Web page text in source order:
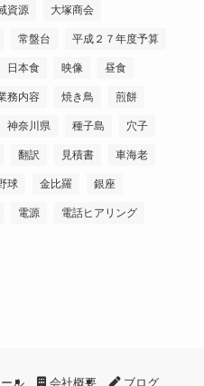
資源 大塚商会
常盤台 平成２７年度予算
日本食 映像 昼食
務内容 焼き鳥 煎餅
神奈川県 種子島 穴子
翻訳 見積書 車海老
球 金比羅 銀座
電源 電話ヒアリング
ル 会社概要 ブログ